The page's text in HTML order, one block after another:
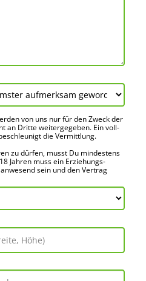
von uns nur für den Zweck der
an Dritte weiter­gegeben. Ein voll­
die Vermitt­lung.
zu dürfen, musst Du mindes­tens
Jahren muss ein Erziehungs­
sein und den Vertrag